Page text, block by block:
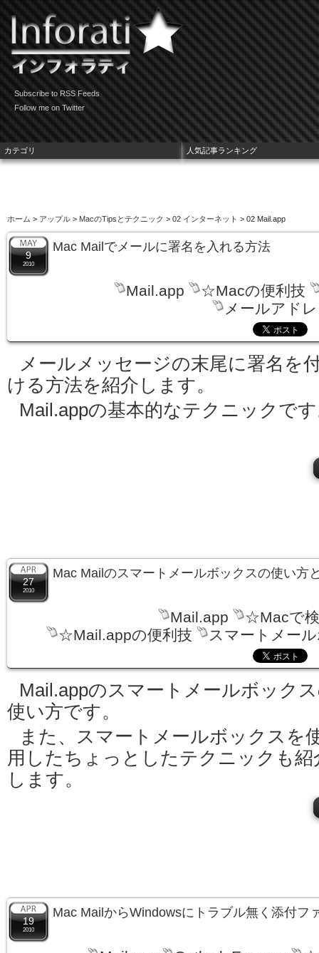
Subscribe to RSS Feeds
Follow me on Twitter
ホーム > アップル > MacのTipsとテクニック > 02 インターネット > 02 Mail.app
9
2010
Mac Mailでメールに署名を入れる方法
Mail.app
☆Macの便利技
メールアド
メールメッセージの末尾に署名を
ける方法を紹介します。
Mail.appの基本的なテクニックで
27
2010
Mac Mailのスマートメールボックスの使い方
Mail.app
☆Macで
☆Mail.appの便利技
スマートメー
Mail.appのスマートメールボック
使い方です。
また、スマートメールボックスを
用したちょっとしたテクニックも紹
します。
19
2010
Mac MailからWindowsにトラブル無く添付フ
カテゴリ 人気記事ランキング